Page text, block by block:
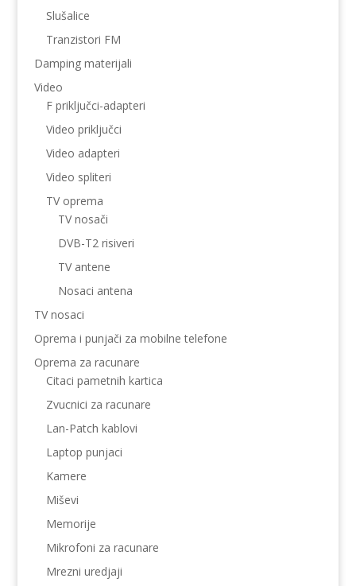
Slušalice
Tranzistori FM
Damping materijali
Video
F priključci-adapteri
Video priključci
Video adapteri
Video spliteri
TV oprema
TV nosači
DVB-T2 risiveri
TV antene
Nosaci antena
TV nosaci
Oprema i punjači za mobilne telefone
Oprema za racunare
Citaci pametnih kartica
Zvucnici za racunare
Lan-Patch kablovi
Laptop punjaci
Kamere
Miševi
Memorije
Mikrofoni za racunare
Mrezni uredjaji